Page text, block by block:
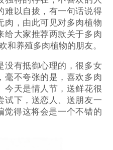
难以自拔，有一句话说得
肉，由此可见对多肉植物
给大家推荐两款关于多肉
和养殖多肉植物的朋友。
没有抵御心理的，很多女
毫不夸张的是，喜欢多肉
今天是情人节，送鲜花很
试下，送恋人、送朋友一
觉得这将会是一个不错的